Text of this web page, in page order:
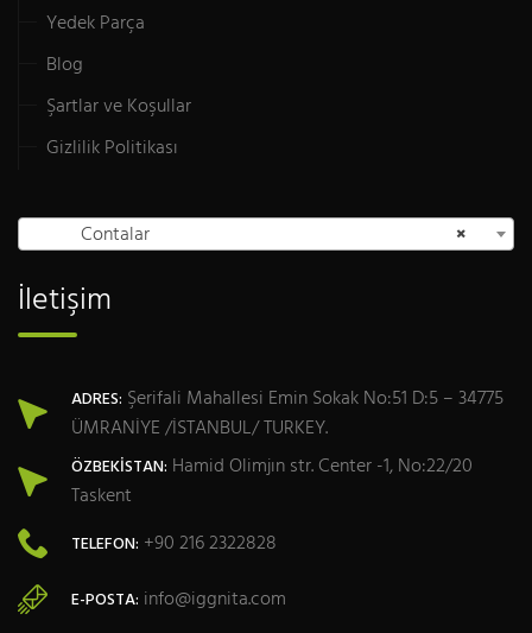
Yedek Parça
Blog
Şartlar ve Koşullar
Gizlilik Politikası
×
Contalar
İletişim
ADRES: Şerifali Mahallesi Emin Sokak No:51 D:5 – 34775
ÜMRANİYE /İSTANBUL/ TURKEY.
ÖZBEKİSTAN: Hamid Olimjın str. Center -1, No:22/20
Taskent
TELEFON: +90 216 2322828
E-POSTA: info@iggnita.com